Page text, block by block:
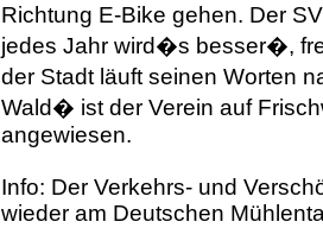
Richtung E-Bike gehen. Der
jedes Jahr wird�s besser�,
der Stadt läuft seinen Worten
Wald� ist der Verein auf
angewiesen.
Info: Der Verkehrs- und
wieder am Deutschen